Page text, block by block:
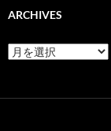
ARCHIVES
archives